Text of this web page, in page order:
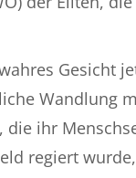
Gesicht
Wandlung
ihr
regiert